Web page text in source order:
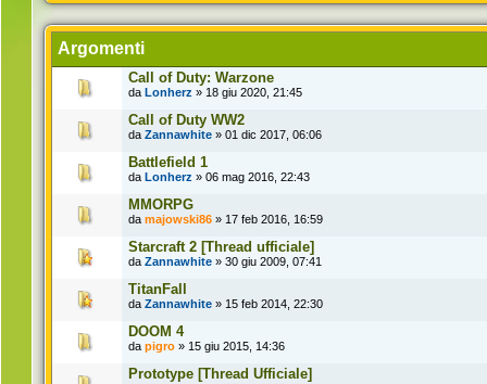
Argomenti
Call of Duty: Warzone
da Lonherz » 18 giu 2020, 21:45
Call of Duty WW2
da Zannawhite » 01 dic 2017, 06:06
Battlefield 1
da Lonherz » 06 mag 2016, 22:43
MMORPG
da majowski86 » 17 feb 2016, 16:59
Starcraft 2 [Thread ufficiale]
da Zannawhite » 30 giu 2009, 07:41
TitanFall
da Zannawhite » 15 feb 2014, 22:30
DOOM 4
da pigro » 15 giu 2015, 14:36
Prototype [Thread Ufficiale]